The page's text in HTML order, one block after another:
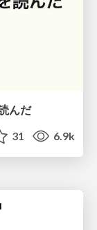
んだ
31 6.9k